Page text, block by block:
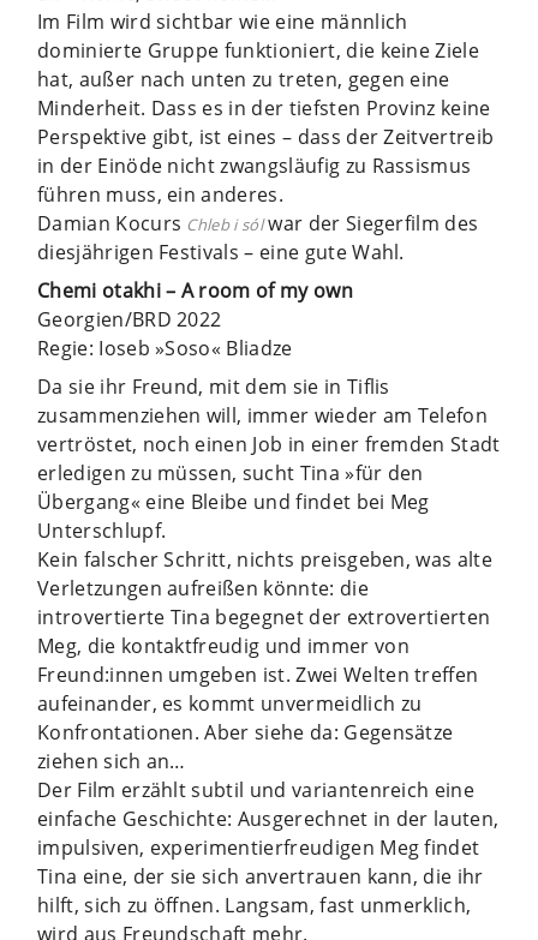
Im Film wird sichtbar wie eine männlich
dominierte Gruppe funktioniert, die keine Ziele
hat, außer nach unten zu treten, gegen eine
Minderheit. Dass es in der tiefsten Provinz keine
Perspektive gibt, ist eines – dass der Zeitvertreib
in der Einöde nicht zwangsläufig zu Rassismus
führen muss, ein anderes.
Damian Kocurs Chleb i sólwar der Siegerfilm des
diesjährigen Festivals – eine gute Wahl.
Chemi otakhi – A room of my own
Georgien/BRD 2022
Regie: Ioseb »Soso« Bliadze
Da sie ihr Freund, mit dem sie in Tiflis
zusammenziehen will, immer wieder am Telefon
vertröstet, noch einen Job in einer fremden Stadt
erledigen zu müssen, sucht Tina »für den
Übergang« eine Bleibe und findet bei Meg
Unterschlupf.
Kein falscher Schritt, nichts preisgeben, was alte
Verletzungen aufreißen könnte: die
introvertierte Tina begegnet der extrovertierten
Meg, die kontaktfreudig und immer von
Freund:innen umgeben ist. Zwei Welten treffen
aufeinander, es kommt unvermeidlich zu
Konfrontationen. Aber siehe da: Gegensätze
ziehen sich an…
Der Film erzählt subtil und variantenreich eine
einfache Geschichte: Ausgerechnet in der lauten,
impulsiven, experimentierfreudigen Meg findet
Tina eine, der sie sich anvertrauen kann, die ihr
hilft, sich zu öffnen. Langsam, fast unmerklich,
wird aus Freundschaft mehr.